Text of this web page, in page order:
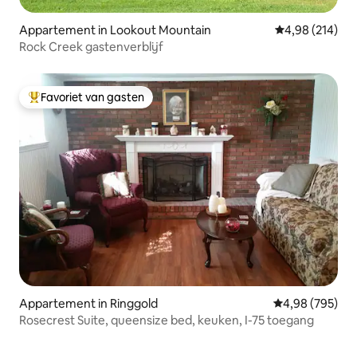
Appartement in Lookout Mountain Gemiddelde
4,98 (214)
Rock Creek gastenverblijf
Topfavoriet van gasten
Favoriet van gasten
Appartement in Ringgold Gemiddelde
4,98 (795)
Rosecrest Suite, queensize bed, keuken, I-75 toegang